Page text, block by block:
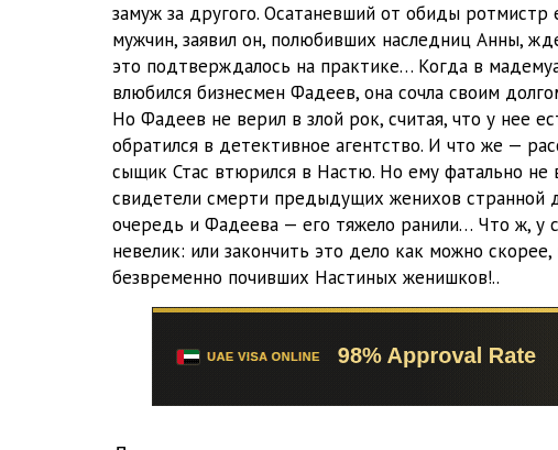
замуж за другого. Осатаневший от обиды ротмистр
мужчин, заявил он, полюбивших наследниц Анны,
это подтверждалось на практике… Когда в
влюбился бизнесмен Фадеев, она сочла своим
Но Фадеев не верил в злой рок, считая, что у нее
обратился в детективное агентство. И что же —
сыщик Стаc втюрился в Настю. Но ему фатально не
свидетели смерти предыдущих женихов странной
очередь и Фадеева — его тяжело ранили… Что ж, у
невелик: или закончить это дело как можно
безвременно почивших Настиных женишков!..